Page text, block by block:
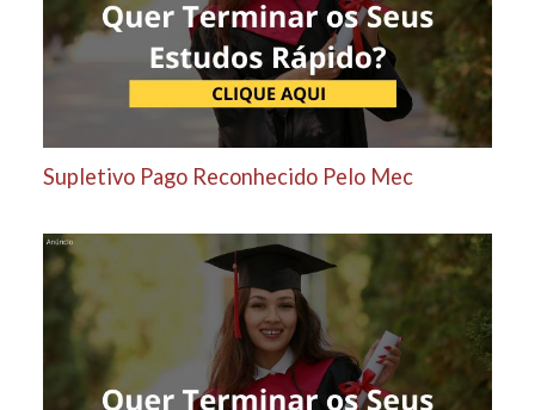
Supletivo Pago Reconhecido Pelo Mec